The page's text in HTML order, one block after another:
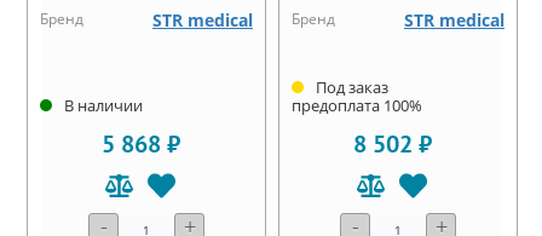
Бренд STR medical
В наличии
5 868 ₽
- +
Бренд STR medical
Под заказ
предоплата 100%
8 502 ₽
- +